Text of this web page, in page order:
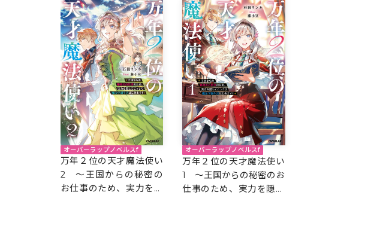
オーバーラップノベルスf
万年２位の天才魔法使い
2 ～王国からの秘密の
お仕事のため、実力を隠
オーバーラップノベルスf
万年２位の天才魔法使い
1 ～王国からの秘密のお
仕事のため、実力を隠し